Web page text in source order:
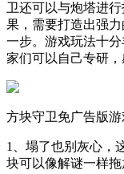
卫还可以与炮塔进
果，需要打造出强
一步。游戏玩法十
家们可以自己专研，
方块守卫免广告版游
1、塌了也别灰心，
块可以像解谜一样拖